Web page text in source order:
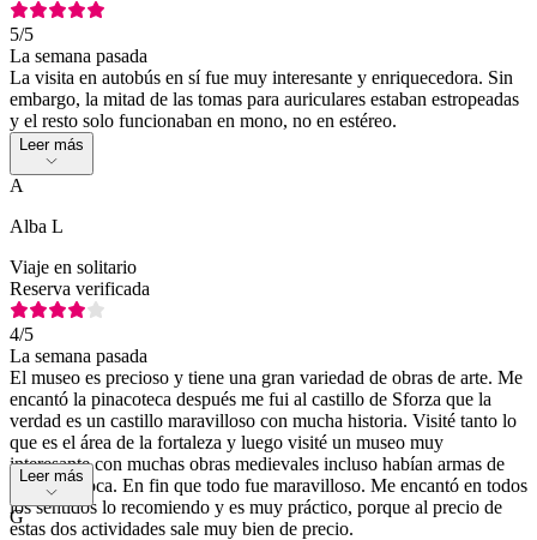
5/5
La semana pasada
La visita en autobús en sí fue muy interesante y enriquecedora. Sin
embargo, la mitad de las tomas para auriculares estaban estropeadas
y el resto solo funcionaban en mono, no en estéreo.
Leer más
A
Alba L
Viaje en solitario
Reserva verificada
4/5
La semana pasada
El museo es precioso y tiene una gran variedad de obras de arte. Me
encantó la pinacoteca después me fui al castillo de Sforza que la
verdad es un castillo maravilloso con mucha historia. Visité tanto lo
que es el área de la fortaleza y luego visité un museo muy
interesante con muchas obras medievales incluso habían armas de
aquella época. En fin que todo fue maravilloso. Me encantó en todos
los sentidos lo recomiendo y es muy práctico, porque al precio de
estas dos actividades sale muy bien de precio.
Leer más
G